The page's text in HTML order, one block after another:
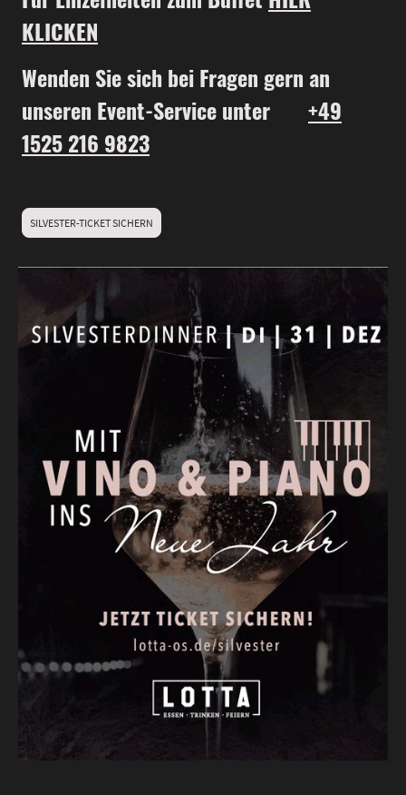
KLICKEN
Wenden Sie sich bei Fragen gern an
unseren Event-Service unter
+49
1525 216 9823
SILVESTER-TICKET SICHERN